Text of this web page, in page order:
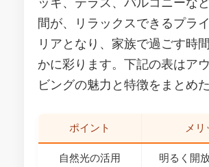
間が、リラックスできるプラ
リアとなり、家族で過ごす時
かに彩ります。下記の表はア
ビングの魅力と特徴をまとめ
ポイント メリ
自然光の活用 明るく開